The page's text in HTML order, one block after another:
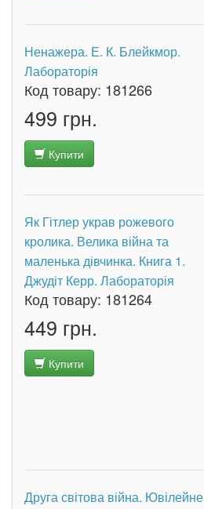
Ненажера. Е. К. Блейкмор.
Лабораторія
Код товару: 181266
499 грн.
Купити
Як Гітлер украв рожевого
кролика. Велика війна та
маленька дівчинка. Книга 1.
Джудіт Керр. Лабораторія
Код товару: 181264
449 грн.
Купити
Друга світова війна. Ювілейне